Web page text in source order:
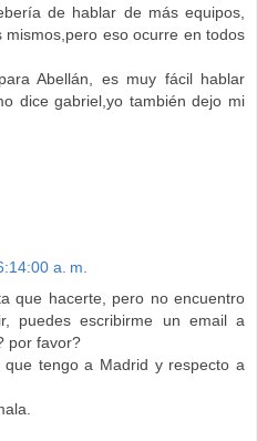
de hablar de más equipos,
eso ocurre en todos
Abellán, es muy fácil hablar
dice gabriel,yo también dejo mi
a. m.
que hacerte, pero no encuentro
puedes escribirme un email a
por favor?
tengo a Madrid y respecto a